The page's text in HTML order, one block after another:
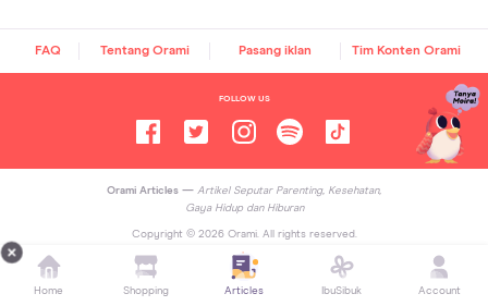
FAQ Tentang Orami Pasang iklan Tim Konten Orami
FOLLOW US
Orami Articles — Artikel Seputar Parenting, Kesehatan,
Gaya Hidup dan Hiburan
Copyright © 2026Orami. All rights reserved.
Home Shopping Articles IbuSibuk Account